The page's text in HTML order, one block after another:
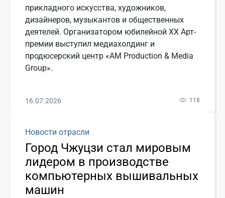
прикладного искусства, художников,
дизайнеров, музыкантов и общественных
деятелей. Организатором юбилейной ХХ Арт-
премии выступил медиахолдинг и
продюсерский центр «АМ Production & Media
Group».
16.07.2026 118
Новости отрасли
Город Чжуцзи стал мировым
лидером в производстве
компьютерных вышивальных
машин